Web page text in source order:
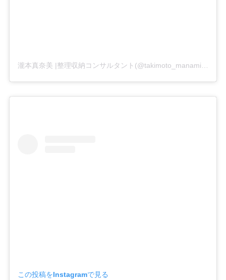
瀧本真奈美 |整理収納コンサルタント(@takimoto_manami)がシェアした投稿
この投稿をInstagramで見る